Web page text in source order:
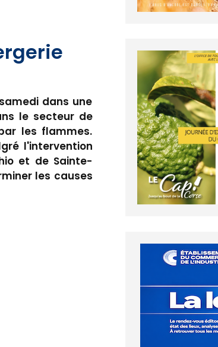
dans une
le secteur de
les flammes.
l'intervention
et de Sainte-
les causes